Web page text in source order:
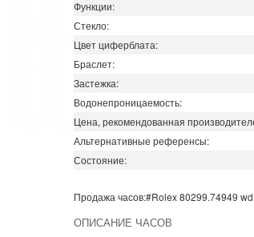
Функции:
Стекло:
Цвет циферблата:
Браслет:
Застежка:
Водонепроницаемость:
Цена, рекомендованная
Альтернативные референсы:
Состояние:
Продажа часов:#Rolex80299.74949 wd
ОПИСАНИЕ ЧАСОВ